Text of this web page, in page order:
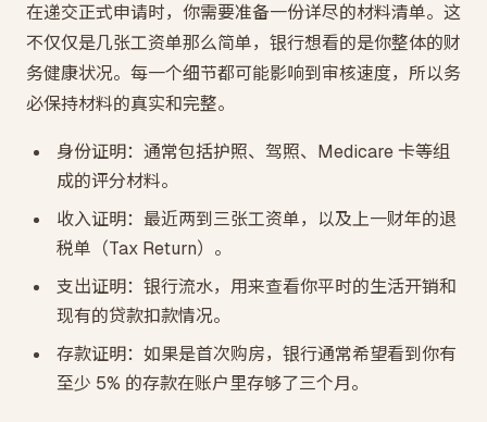
在递交正式申请时，你需要准备一份详尽的材料清单。这
不仅仅是几张工资单那么简单，银行想看的是你整体的财
务健康状况。每一个细节都可能影响到审核速度，所以务
必保持材料的真实和完整。
身份证明：通常包括护照、驾照、Medicare 卡等组
成的评分材料。
收入证明：最近两到三张工资单，以及上一财年的退
税单（Tax Return）。
支出证明：银行流水，用来查看你平时的生活开销和
现有的贷款扣款情况。
存款证明：如果是首次购房，银行通常希望看到你有
至少 5% 的存款在账户里存够了三个月。